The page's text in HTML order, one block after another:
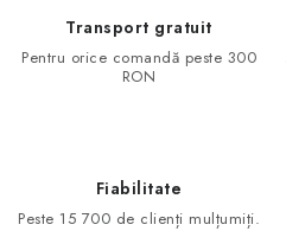
Transport gratuit
Pentru orice comandă peste 300
RON
Fiabilitate
Peste 15 700 de clienți mulțumiți.